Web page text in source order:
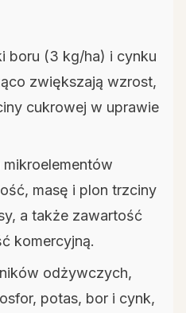
boru (3 kg/ha) i cynku
zwiększają wzrost,
cukrowej w uprawie
masę i plon trzciny
a także zawartość
komercyjną.
odżywczych,
potas, bor i cynk,